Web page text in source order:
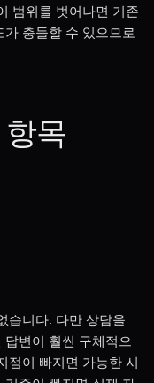
범위를 벗어나면 기존
충돌할 수 있으므로
목
습니다. 다만 상담을
변이 훨씬 구체적으
점이 빠지면 가능한 시